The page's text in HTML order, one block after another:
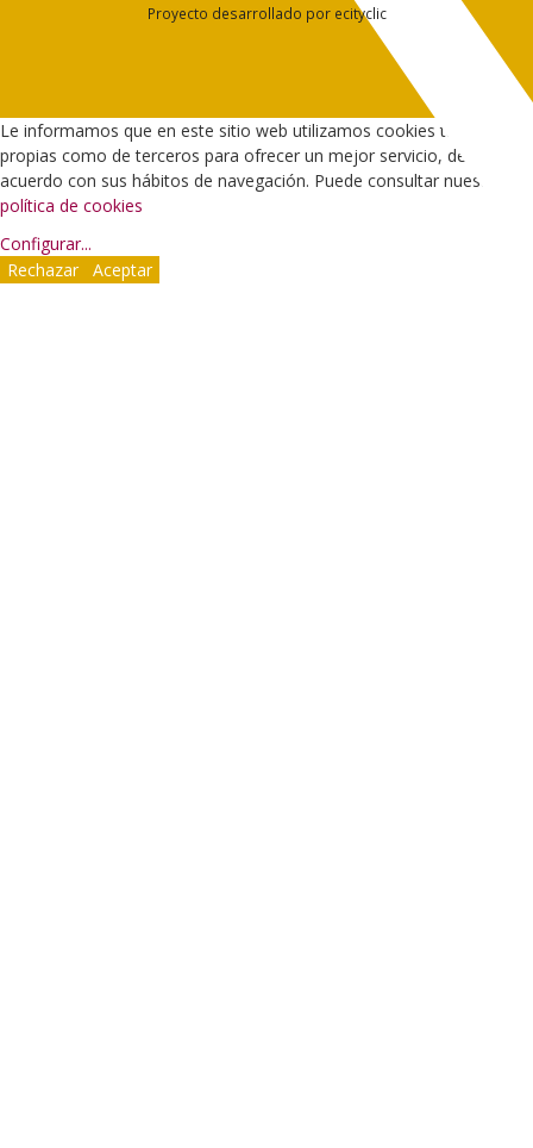
Proyecto desarrollado por ecityclic
Le informamos que en este sitio web utilizamos cookies tanto
propias como de terceros para ofrecer un mejor servicio, de
acuerdo con sus hábitos de navegación. Puede consultar nuestra
política de cookies
Configurar...
Rechazar
Aceptar